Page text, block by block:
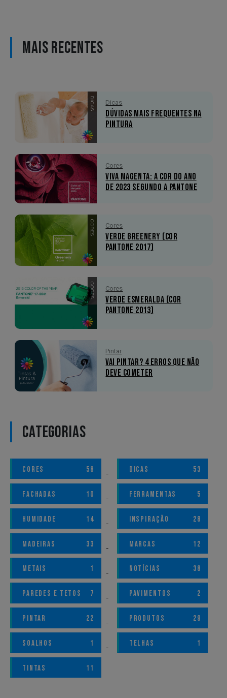
MAIS RECENTES
Dicas
Dúvidas mais Frequentes na
Pintura
Cores
Viva Magenta: A Cor do Ano
de 2023 segundo a Pantone
Cores
Verde Greenery (Cor
Pantone 2017)
Cores
Verde Esmeralda (Cor
Pantone 2013)
Pintar
Vai pintar? 4 erros que não
deve cometer
CATEGORIAS
CORES 58 DICAS 53
FACHADAS 10 FERRAMENTAS 5
HUMIDADE 14 INSPIRAÇÃO 28
MADEIRAS 33 MARCAS 12
METAIS 1 NOTÍCIAS 38
PAREDES E TETOS 7 PAVIMENTOS 2
PINTAR 22 PRODUTOS 29
SOALHOS 1 TELHAS 1
TINTAS 11